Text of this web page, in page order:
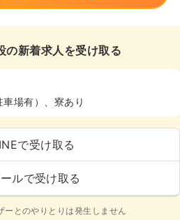
の新着求人を受け取る
場有）、寮あり
で受け取る
ルで受け取る
ーとのやりとりは発生しません